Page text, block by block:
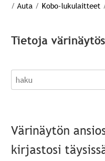
/ Auta / Kobo-lukulaitteet
Tietoja
haku
Värinäytön
kirjastosi